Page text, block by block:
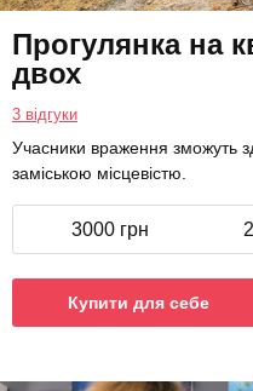
Прогулянка на
двох
3 відгуки
Учасники враження зможуть
заміською місцевістю.
3000 грн
Купити для себе